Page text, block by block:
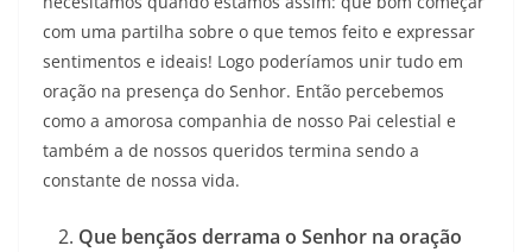
com uma partilha sobre o que temos feito e expressar
sentimentos e ideais! Logo poderíamos unir tudo em
oração na presença do Senhor. Então percebemos
como a amorosa companhia de nosso Pai celestial e
também a de nossos queridos termina sendo a
constante de nossa vida.
Que bençãos derrama o Senhor na oração